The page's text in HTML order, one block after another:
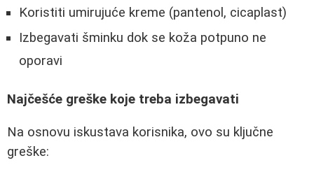
Koristiti umirujuće kreme (pantenol, cicaplast)
Izbegavati šminku dok se koža potpuno ne
oporavi
Najčešće greške koje treba izbegavati
Na osnovu iskustava korisnika, ovo su ključne
greške: